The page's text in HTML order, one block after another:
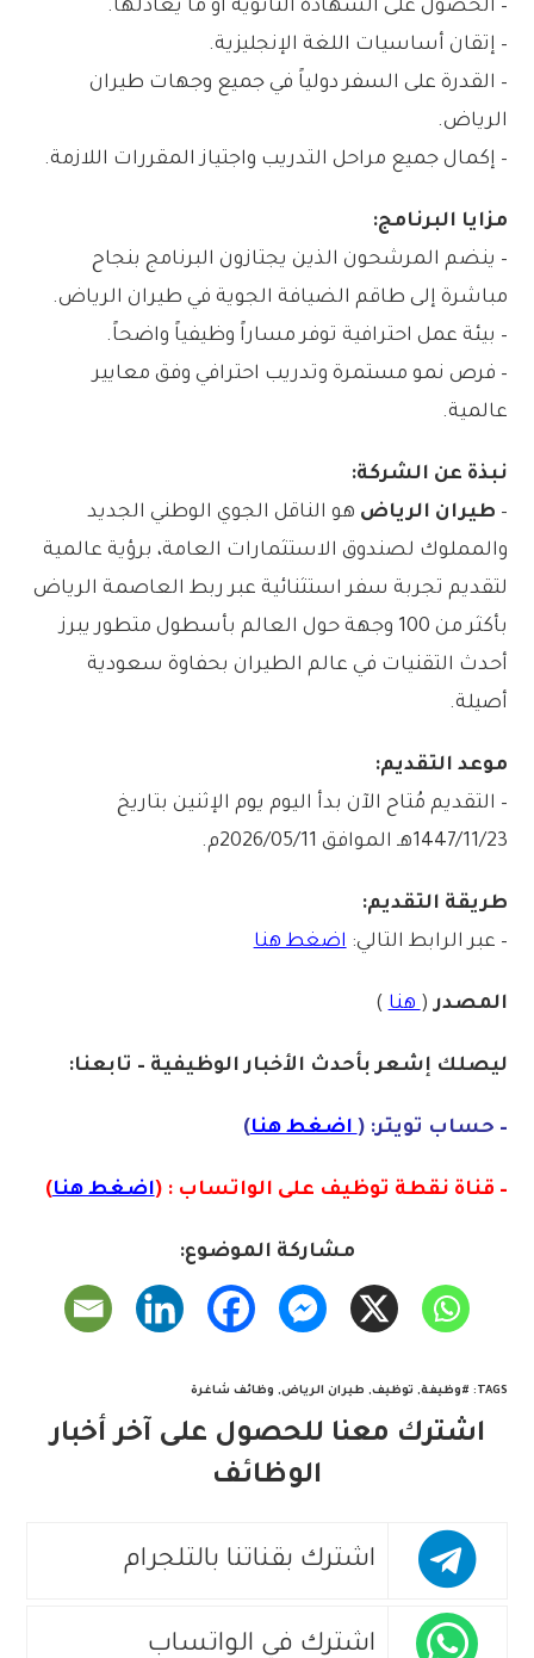
– الحصول على الشهادة الثانوية أو ما يعادلها.
– إتقان أساسيات اللغة الإنجليزية.
– القدرة على السفر دولياً في جميع وجهات طيران
الرياض.
– إكمال جميع مراحل التدريب واجتياز المقررات اللازمة.
مزايا البرنامج:
– ينضم المرشحون الذين يجتازون البرنامج بنجاح
مباشرة إلى طاقم الضيافة الجوية في طيران الرياض.
– بيئة عمل احترافية توفر مساراً وظيفياً واضحاً.
– فرص نمو مستمرة وتدريب احترافي وفق معايير
عالمية.
نبذة عن الشركة:
– طيران الرياض هو الناقل الجوي الوطني الجديد
والمملوك لصندوق الاستثمارات العامة، برؤية عالمية
لتقديم تجربة سفر استثنائية عبر ربط العاصمة الرياض
بأكثر من 100 وجهة حول العالم بأسطول متطور يبرز
أحدث التقنيات في عالم الطيران بحفاوة سعودية
أصيلة.
موعد التقديم:
– التقديم مُتاح الآن بدأ اليوم يوم الإثنين بتاريخ
1447/11/23هـ الموافق 2026/05/11م.
طريقة التقديم:
– عبر الرابط التالي: اضغط هنا
المصدر( هنا )
ليصلك إشعربأحدث الأخبار الوظيفية – تابعنا:
– حساب تويتر: ( اضغط هنا)
– قناة نقطة توظيف على الواتساب : (اضغط هنا)
مشاركة الموضوع:
TAGS
: #وظيفة, توظيف, طيران الرياض, وظائف شاغرة
اشترك معنا للحصول على آخر أخبار
الوظائف
اشترك بقناتنا بالتلجرام
اشترك في الواتساب